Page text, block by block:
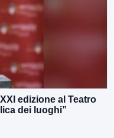
edizione al Teatro
dei luoghi”